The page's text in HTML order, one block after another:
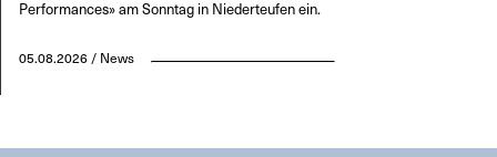
Performances» am Sonntag in Niederteufen ein.
05.08.2026 / News